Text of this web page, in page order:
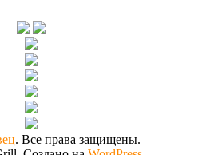
. Все права защищены.